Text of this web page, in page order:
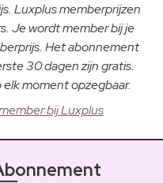
Luxplus memberprijzen
Je wordt member bij je
Het abonnement
30 dagen zijn gratis.
moment opzegbaar.
bij Luxplus